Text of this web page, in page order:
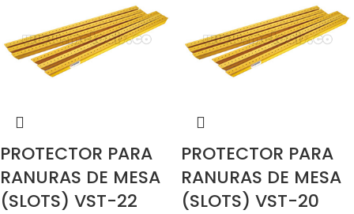
PROTECTOR PARA
RANURAS DE MESA
(SLOTS) VST-22
PROTECTOR PARA
RANURAS DE MESA
(SLOTS) VST-20